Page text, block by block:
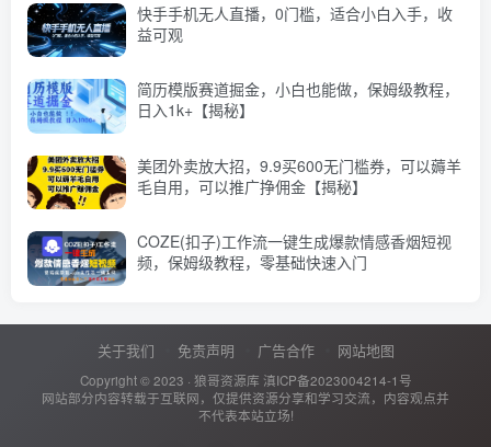
快手手机无人直播，0门槛，适合小白入手，收
益可观
简历模版赛道掘金，小白也能做，保姆级教程，
日入1k+【揭秘】
美团外卖放大招，9.9买600无门槛券，可以薅羊
毛自用，可以推广挣佣金【揭秘】
COZE(扣子)工作流一键生成爆款情感香烟短视
频，保姆级教程，零基础快速入门
关于我们 免责声明 广告合作 网站地图
Copyright © 2023 · 狼哥资源库 滇ICP备2023004214-1号
网站部分内容转载于互联网，仅提供资源分享和学习交流，内容观点并
不代表本站立场!